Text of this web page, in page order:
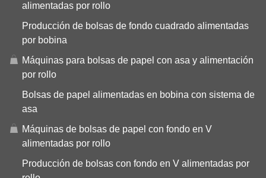
alimentadas por rollo
Producción de bolsas de fondo cuadrado alimentadas
por bobina
Máquinas para bolsas de papel con asa y alimentación
por rollo
Bolsas de papel alimentadas en bobina con sistema de
asa
Máquinas de bolsas de papel con fondo en V
alimentadas por rollo
Producción de bolsas con fondo en V alimentadas por